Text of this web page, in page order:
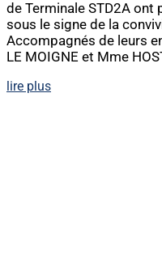
de Terminale STD2A ont
sous le signe de la
Accompagnés de leurs
LE MOIGNE et Mme
lire plus